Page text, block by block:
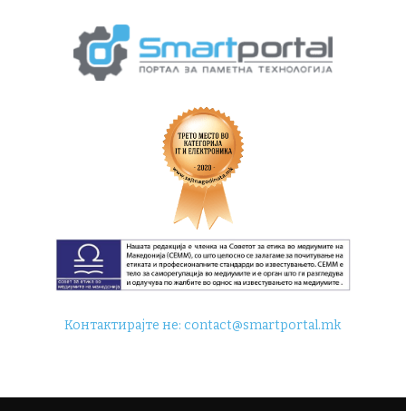
Контактирајте не:contact@smartportal.mk